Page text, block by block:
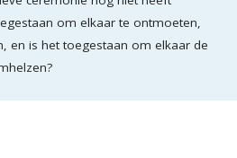
om elkaar te ontmoeten,
en is het toegestaan om elkaar de